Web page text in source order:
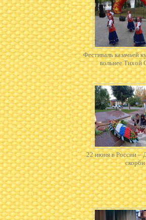
Фестиваль казачьей
вольнее Тихой
22 июня в России –
скорби